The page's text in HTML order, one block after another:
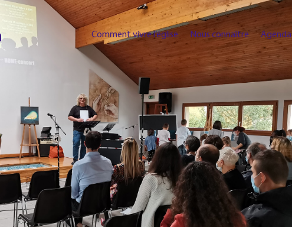
Comment vivre l’église Nous connaître Agenda